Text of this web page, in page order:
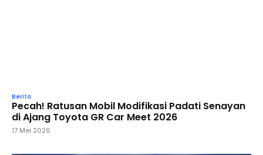
Berita
Pecah! Ratusan Mobil Modifikasi Padati Senayan
di Ajang Toyota GR Car Meet 2026
17 Mei 2026